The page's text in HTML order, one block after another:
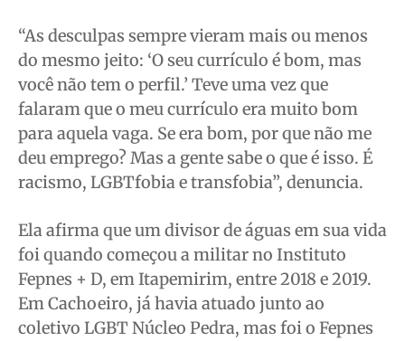
“As desculpas sempre vieram mais ou menos
do mesmo jeito: ‘O seu currículo é bom, mas
você não tem o perfil.’ Teve uma vez que
falaram que o meu currículo era muito bom
para aquela vaga. Se era bom, por que não me
deu emprego? Mas a gente sabe o que é isso. É
racismo, LGBTfobia e transfobia”, denuncia.
Ela afirma que um divisor de águas em sua vida
foi quando começou a militar no Instituto
Fepnes + D, em Itapemirim, entre 2018 e 2019.
Em Cachoeiro, já havia atuado junto ao
coletivo LGBT Núcleo Pedra, mas foi o Fepnes